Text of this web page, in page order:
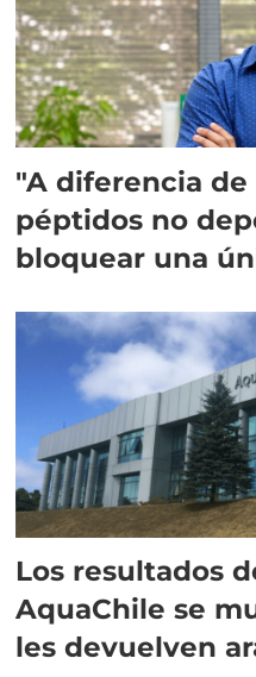
"A diferencia
péptidos no
bloquear una
Los resultados
AquaChile se
les devuelven